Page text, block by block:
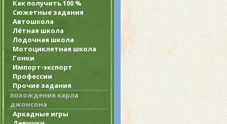
Как получить 100 %
Сюжетные задания
Автошкола
Лётная школа
Лодочная школа
Мотоциклетная школа
Гонки
Импорт-экспорт
Профессии
Прочие задания
похождения карла
джонсона
Аркадные игры